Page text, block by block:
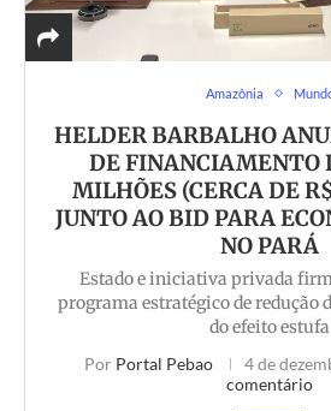
Amazônia
HELDER BARBALHO
DE FINANCIAMENTO
MILHÕES (CERCA DE
JUNTO AO BID PARA
NO PARÁ
Estado e iniciativa privada
programa estratégico de redução
do efeito estufa
Por Portal Pebao 4 de
comentário